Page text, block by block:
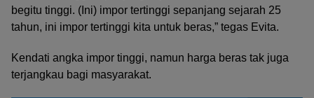
begitu tinggi. (Ini) impor tertinggi sepanjang sejarah 25
tahun, ini impor tertinggi kita untuk beras,” tegas Evita.
Kendati angka impor tinggi, namun harga beras tak juga
terjangkau bagi masyarakat.